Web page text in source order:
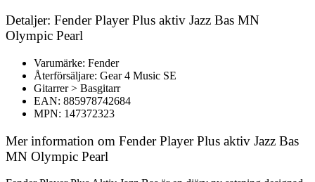
Detaljer: Fender Player Plus aktiv Jazz Bas MN
Olympic Pearl
Varumärke: Fender
Återförsäljare: Gear 4 Music SE
Gitarrer > Basgitarr
EAN: 885978742684
MPN: 147372323
Mer information om Fender Player Plus aktiv Jazz Bas
MN Olympic Pearl